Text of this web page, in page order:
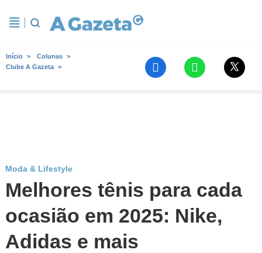
Início
Colunas
Clube A Gazeta
Moda & Lifestyle
Melhores tênis para cada
ocasião em 2025: Nike,
Adidas e mais